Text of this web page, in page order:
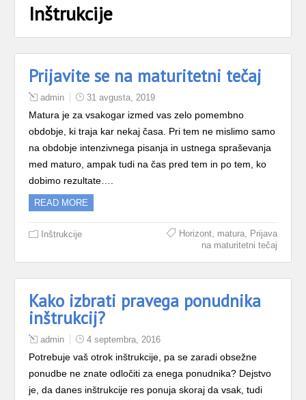
Inštrukcije
Prijavite se na maturitetni tečaj
admin 31 avgusta, 2019
Matura je za vsakogar izmed vas zelo pomembno
obdobje, ki traja kar nekaj časa. Pri tem ne mislimo samo
na obdobje intenzivnega pisanja in ustnega spraševanja
med maturo, ampak tudi na čas pred tem in po tem, ko
dobimo rezultate….
READ MORE
Inštrukcije Horizont, matura,
Prijava
na maturitetni tečaj
Kako izbrati pravega ponudnika
inštrukcij?
admin 4 septembra, 2016
Potrebuje vaš otrok inštrukcije, pa se zaradi obsežne
ponudbe ne znate odločiti za enega ponudnika? Dejstvo
je, da danes inštrukcije res ponuja skoraj da vsak, tudi